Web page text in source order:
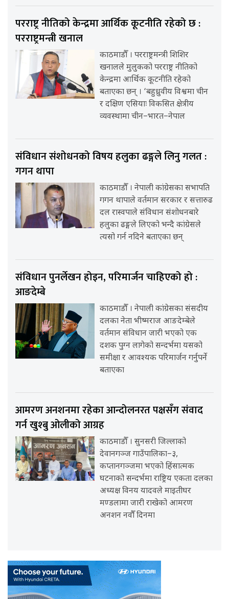
परराष्ट्र नीतिको केन्द्रमा आर्थिक कूटनीति रहेको छ :
परराष्ट्रमन्त्री खनाल
काठमाडौँ । परराष्ट्रमन्त्री शिशिर
खनालले मुलुकको परराष्ट्र नीतिको
केन्द्रमा आर्थिक कूटनीति रहेको
बताएका छन् । ‘बहुध्रुवीय विश्वमा चीन
र दक्षिण एसियाः विकसित क्षेत्रीय
व्यवस्थामा चीन–भारत–नेपाल
संविधान संशोधनको विषय हलुका ढङ्गले लिनु गलत :
गगन थापा
काठमाडौँ । नेपाली कांग्रेसका सभापति
गगन थापाले वर्तमान सरकार र सत्तारुढ
दल रास्वपाले संविधान संशोधनबारे
हलुका ढङ्गले लिएको भन्दै कांग्रेसले
त्यसो गर्न नदिने बताएका छन्
संविधान पुनर्लेखन होइन, परिमार्जन चाहिएको हो :
आङदेम्बे
काठमाडौँ । नेपाली कांग्रेसका संसदीय
दलका नेता भीष्मराज आङदेम्बेले
वर्तमान संविधान जारी भएको एक
दशक पुग्न लागेको सन्दर्भमा यसको
समीक्षा र आवश्यक परिमार्जन गर्नुपर्ने
बताएका
आमरण अनशनमा रहेका आन्दोलनरत पक्षसँग संवाद
गर्न खुश्बु ओलीको आग्रह
काठमाडौँ । सुनसरी जिल्लाको
देवानगञ्ज गाउँपालिका–३,
कप्तानगञ्जमा भएको हिंसात्मक
घटनाको सन्दर्भमा राष्ट्रिय एकता दलका
अध्यक्ष विनय यादवले माइतीघर
मण्डलामा जारी राखेको आमरण
अनशन नवौँ दिनमा